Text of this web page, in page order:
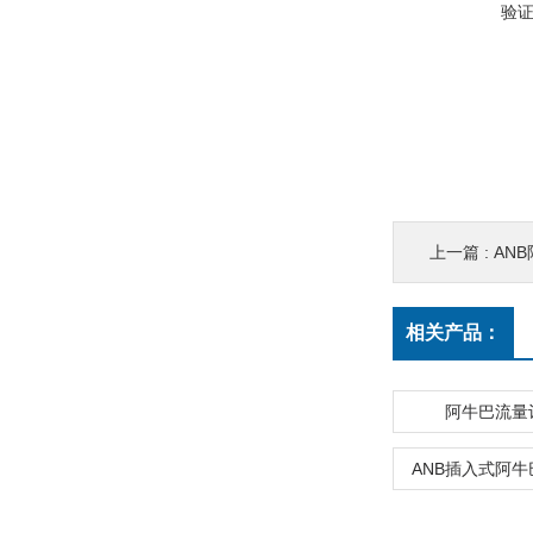
验
上一篇 : ANB
相关产品：
阿牛巴流
ANB插入式阿